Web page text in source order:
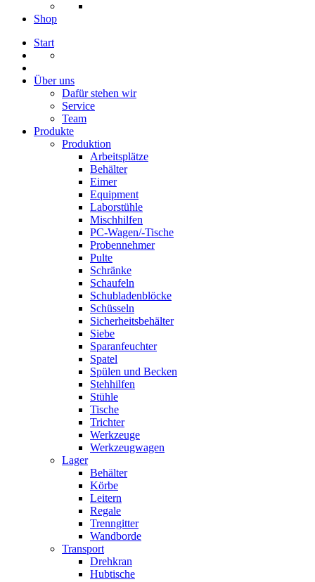
Shop
Start
Über uns
Dafür stehen wir
Service
Team
Produkte
Produktion
Arbeitsplätze
Behälter
Eimer
Equipment
Laborstühle
Mischhilfen
PC-Wagen/-Tische
Probennehmer
Pulte
Schränke
Schaufeln
Schubladenblöcke
Schüsseln
Sicherheitsbehälter
Siebe
Sparanfeuchter
Spatel
Spülen und Becken
Stehhilfen
Stühle
Tische
Trichter
Werkzeuge
Werkzeugwagen
Lager
Behälter
Körbe
Leitern
Regale
Trenngitter
Wandborde
Transport
Drehkran
Hubtische